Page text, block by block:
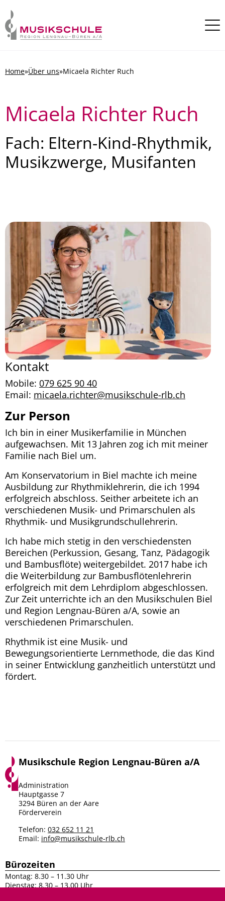
Home»Über uns»Micaela Richter Ruch
Micaela Richter Ruch
Fach: Eltern-Kind-Rhythmik,
Musikzwerge, Musifanten
Kontakt
Mobile: 079 625 90 40
Email: micaela.richter@musikschule-rlb.ch
Zur Person
Ich bin in einer Musikerfamilie in München
aufgewachsen. Mit 13 Jahren zog ich mit meiner
Familie nach Biel um.
Am Konservatorium in Biel machte ich meine
Ausbildung zur Rhythmiklehrerin, die ich 1994
erfolgreich abschloss. Seither arbeitete ich an
verschiedenen Musik- und Primarschulen als
Rhythmik- und Musikgrundschullehrerin.
Ich habe mich stetig in den verschiedensten
Bereichen (Perkussion, Gesang, Tanz, Pädagogik
und Bambusflöte) weitergebildet. 2017 habe ich
die Weiterbildung zur Bambusflötenlehrerin
erfolgreich mit dem Lehrdiplom abgeschlossen.
Zur Zeit unterrichte ich an den Musikschulen Biel
und Region Lengnau-Büren a/A, sowie an
verschiedenen Primarschulen.
Rhythmik ist eine Musik- und
Bewegungsorientierte Lernmethode, die das Kind
in seiner Entwicklung ganzheitlich unterstützt und
fördert.
Musikschule Region Lengnau-Büren a/A
Administration
Hauptgasse 7
3294 Büren an der Aare
Förderverein
Telefon: 032 652 11 21
Email: info@musikschule-rlb.ch
Bürozeiten
Montag: 8.30 – 11.30 Uhr
Dienstag: 8.30 – 13.00 Uhr